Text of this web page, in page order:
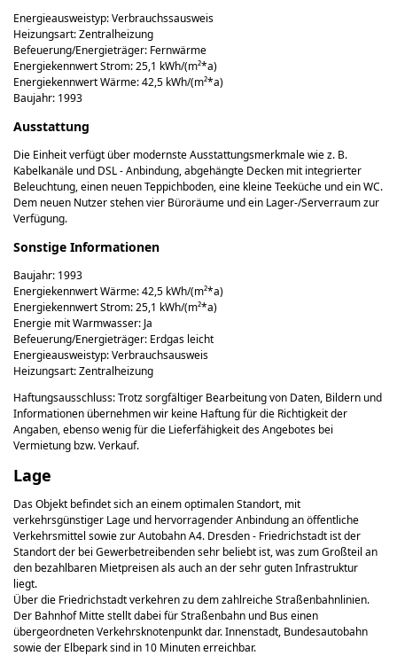
Energieausweistyp: Verbrauchssausweis
Heizungsart: Zentralheizung
Befeuerung/Energieträger: Fernwärme
Energiekennwert Strom: 25,1 kWh/(m²*a)
Energiekennwert Wärme: 42,5 kWh/(m²*a)
Baujahr: 1993
Ausstattung
Die Einheit verfügt über modernste Ausstattungsmerkmale wie z. B.
Kabelkanäle und DSL - Anbindung, abgehängte Decken mit integrierter
Beleuchtung, einen neuen Teppichboden, eine kleine Teeküche und ein WC.
Dem neuen Nutzer stehen vier Büroräume und ein Lager-/Serverraum zur
Verfügung.
Sonstige Informationen
Baujahr: 1993
Energiekennwert Wärme: 42,5 kWh/(m²*a)
Energiekennwert Strom: 25,1 kWh/(m²*a)
Energie mit Warmwasser: Ja
Befeuerung/Energieträger: Erdgas leicht
Energieausweistyp: Verbrauchsausweis
Heizungsart: Zentralheizung
Haftungsausschluss: Trotz sorgfältiger Bearbeitung von Daten, Bildern und
Informationen übernehmen wir keine Haftung für die Richtigkeit der
Angaben, ebenso wenig für die Lieferfähigkeit des Angebotes bei
Vermietung bzw. Verkauf.
Lage
Das Objekt befindet sich an einem optimalen Standort, mit
verkehrsgünstiger Lage und hervorragender Anbindung an öffentliche
Verkehrsmittel sowie zur Autobahn A4. Dresden - Friedrichstadt ist der
Standort der bei Gewerbetreibenden sehr beliebt ist, was zum Großteil an
den bezahlbaren Mietpreisen als auch an der sehr guten Infrastruktur
liegt.
Über die Friedrichstadt verkehren zu dem zahlreiche Straßenbahnlinien.
Der Bahnhof Mitte stellt dabei für Straßenbahn und Bus einen
übergeordneten Verkehrsknotenpunkt dar. Innenstadt, Bundesautobahn
sowie der Elbepark sind in 10 Minuten erreichbar.